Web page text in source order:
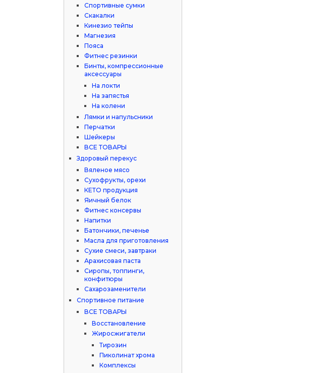
Спортивные сумки
Скакалки
Кинезио тейпы
Магнезия
Пояса
Фитнес резинки
Бинты, компрессионные
аксессуары
На локти
На запястья
На колени
Лямки и напульсники
Перчатки
Шейкеры
ВСЕ ТОВАРЫ
Здоровый перекус
Вяленое мясо
Сухофрукты, орехи
КЕТО продукция
Яичный белок
Фитнес консервы
Напитки
Батончики, печенье
Масла для приготовления
Сухие смеси, завтраки
Арахисовая паста
Сиропы, топпинги,
конфитюры
Сахарозаменители
Спортивное питание
ВСЕ ТОВАРЫ
Восстановление
Жиросжигатели
Тирозин
Пиколинат хрома
Комплексы